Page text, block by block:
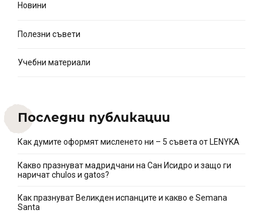
Новини
Полезни съвети
Учебни материали
Последни публикации
Как думите оформят мисленето ни – 5 съвета от LENYKA
Какво празнуват мадридчани на Сан Исидро и защо ги
наричат chulos и gatos?
Как празнуват Великден испанците и какво e Semana
Santa